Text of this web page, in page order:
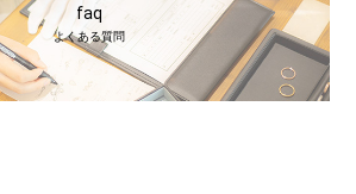
faq
よくある質問